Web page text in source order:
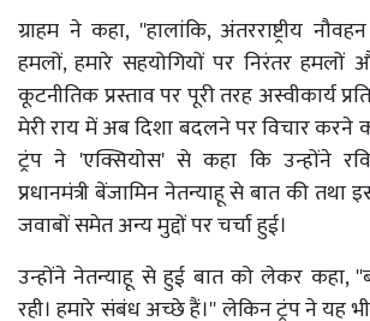
ग्राहम ने कहा, ''हालांकि, अंतरराष्ट्रीय
हमलों, हमारे सहयोगियों पर निरंतर
कूटनीतिक प्रस्ताव पर पूरी तरह अस्वीकार्य
मेरी राय में अब दिशा बदलने पर विचार
ट्रंप ने 'एक्सियोस' से कहा कि उन्होंने
प्रधानमंत्री बेंजामिन नेतन्याहू से बात की तथा
जवाबों समेत अन्य मुद्दों पर चर्चा हुई।
उन्होंने नेतन्याहू से हुई बात को लेकर कहा,
रही। हमारे संबंध अच्छे हैं।'' लेकिन ट्रंप ने यह भी